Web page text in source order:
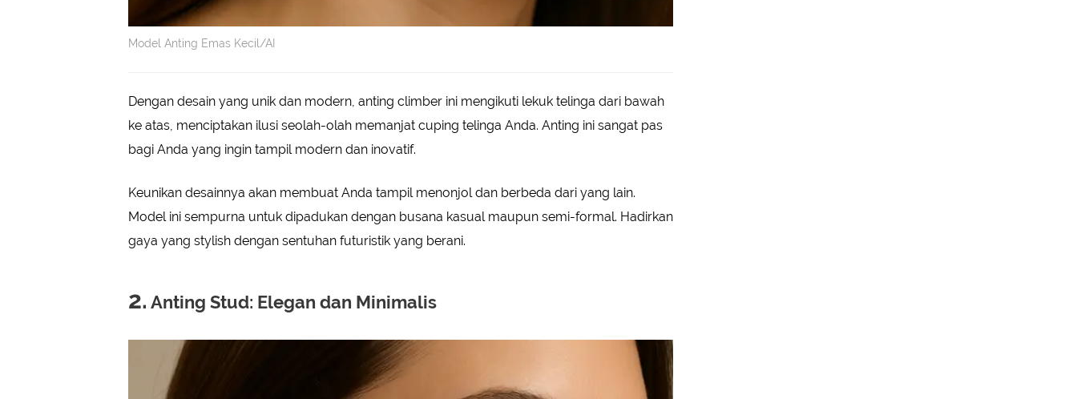
Model Anting Emas Kecil/AI
Dengan desain yang unik dan modern, anting climber ini mengikuti lekuk telinga dari bawah
ke atas, menciptakan ilusi seolah-olah memanjat cuping telinga Anda. Anting ini sangat pas
bagi Anda yang ingin tampil modern dan inovatif.
Keunikan desainnya akan membuat Anda tampil menonjol dan berbeda dari yang lain.
Model ini sempurna untuk dipadukan dengan busana kasual maupun semi-formal. Hadirkan
gaya yang stylish dengan sentuhan futuristik yang berani.
2. Anting Stud: Elegan dan Minimalis